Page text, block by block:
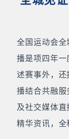
全国运动会全
播是项四年
述赛事外，
播结合共融
及社交媒体
精华资讯，全